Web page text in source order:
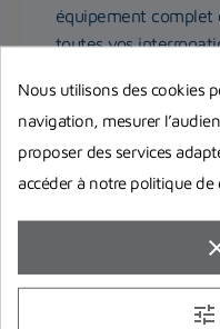
équipement complet
toutes vos
Lire la suite
Nous utilisons des cookies
navigation, mesurer
proposer des services
accéder à notre politique
tune